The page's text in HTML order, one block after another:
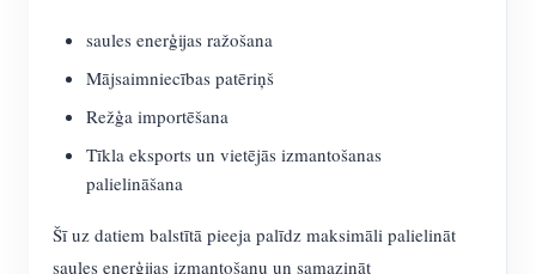
saules enerģijas ražošana
Mājsaimniecības patēriņš
Režģa importēšana
Tīkla eksports un vietējās izmantošanas
palielināšana
Šī uz datiem balstītā pieeja palīdz maksimāli palielināt
saules enerģijas izmantošanu un samazināt